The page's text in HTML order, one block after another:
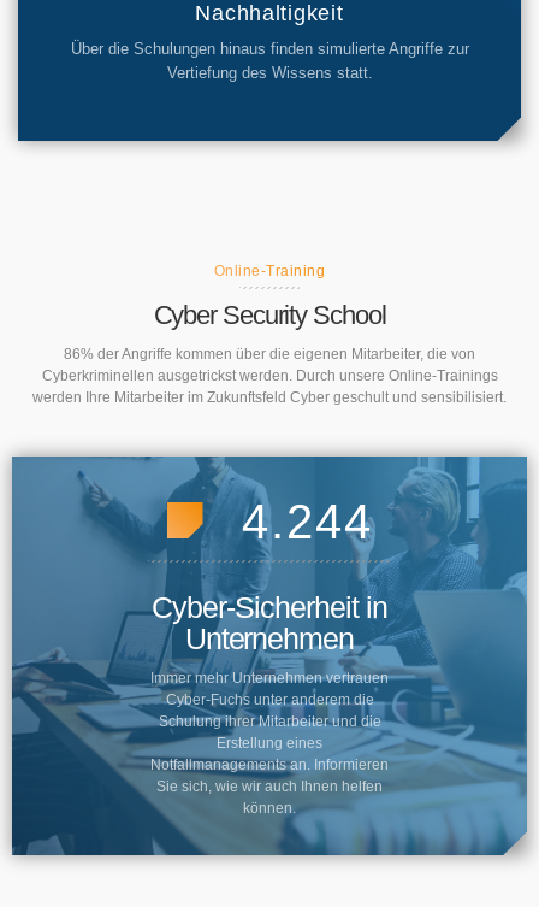
Nachhaltigkeit
Über die Schulungen hinaus finden simulierte Angriffe zur
Vertiefung des Wissens statt.
Online-Training
Cyber Security School
86% der Angriffe kommen über die eigenen Mitarbeiter, die von
Cyberkriminellen ausgetrickst werden. Durch unsere Online-Trainings
werden Ihre Mitarbeiter im Zukunftsfeld Cyber geschult und sensibilisiert.
4.244
Cyber-Sicherheit in
Unternehmen
Immer mehr Unternehmen vertrauen
Cyber-Fuchs unter anderem die
Schulung ihrer Mitarbeiter und die
Erstellung eines
Notfallmanagements an. Informieren
Sie sich, wie wir auch Ihnen helfen
können.